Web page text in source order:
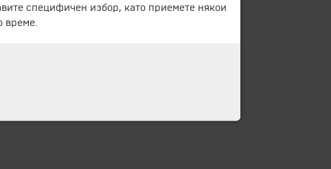
специфичен избор, като приемете някои
време.